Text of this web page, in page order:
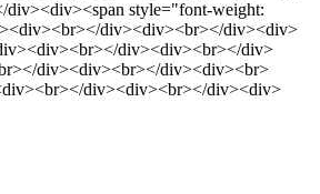
style="font-weight:
div><div><br></div><div>
div><div><br></div>
div><div><br></div><div><br>
div><div><br></div><div>